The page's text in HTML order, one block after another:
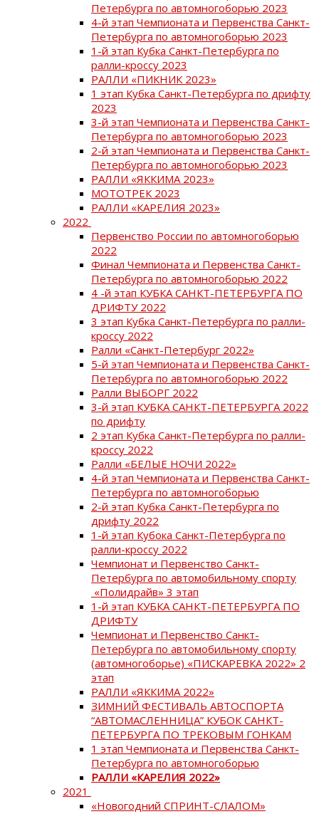
Петербурга по автомногоборью 2023
4-й этап Чемпионата и Первенства Санкт-
Петербурга по автомногоборью 2023
1-й этап Кубка Санкт-Петербурга по
ралли-кроссу 2023
РАЛЛИ «ПИКНИК 2023»
1 этап Кубка Санкт-Петербурга по дрифту
2023
3-й этап Чемпионата и Первенства Санкт-
Петербурга по автомногоборью 2023
2-й этап Чемпионата и Первенства Санкт-
Петербурга по автомногоборью 2023
РАЛЛИ «ЯККИМА 2023»
МОТОТРЕК 2023
РАЛЛИ «КАРЕЛИЯ 2023»
2022
Первенство России по автомногоборью
2022
Финал Чемпионата и Первенства Санкт-
Петербурга по автомногоборью 2022
4 -й этап КУБКА САНКТ-ПЕТЕРБУРГА ПО
ДРИФТУ 2022
3 этап Кубка Санкт-Петербурга по ралли-
кроссу 2022
Ралли «Санкт-Петербург 2022»
5-й этап Чемпионата и Первенства Санкт-
Петербурга по автомногоборью 2022
Ралли ВЫБОРГ 2022
3-й этап КУБКА САНКТ-ПЕТЕРБУРГА 2022
по дрифту
2 этап Кубка Санкт-Петербурга по ралли-
кроссу 2022
Ралли «БЕЛЫЕ НОЧИ 2022»
4-й этап Чемпионата и Первенства Санкт-
Петербурга по автомногоборью
2-й этап Кубка Санкт-Петербурга по
дрифту 2022
1-й этап Кубока Санкт-Петербурга по
ралли-кроссу 2022
Чемпионат и Первенство Санкт-
Петербурга по автомобильному спорту
«Полидрайв» 3 этап
1-й этап КУБКА САНКТ-ПЕТЕРБУРГА ПО
ДРИФТУ
Чемпионат и Первенство Санкт-
Петербурга по автомобильному спорту
(автомногоборье) «ПИСКАРЕВКА 2022» 2
этап
РАЛЛИ «ЯККИМА 2022»
ЗИМНИЙ ФЕСТИВАЛЬ АВТОСПОРТА
“АВТОМАСЛЕННИЦА” КУБОК САНКТ-
ПЕТЕРБУРГА ПО ТРЕКОВЫМ ГОНКАМ
1 этап Чемпионата и Первенства Санкт-
Петербурга по автомногоборью
РАЛЛИ «КАРЕЛИЯ 2022»
2021
«Новогодний СПРИНТ-СЛАЛОМ»